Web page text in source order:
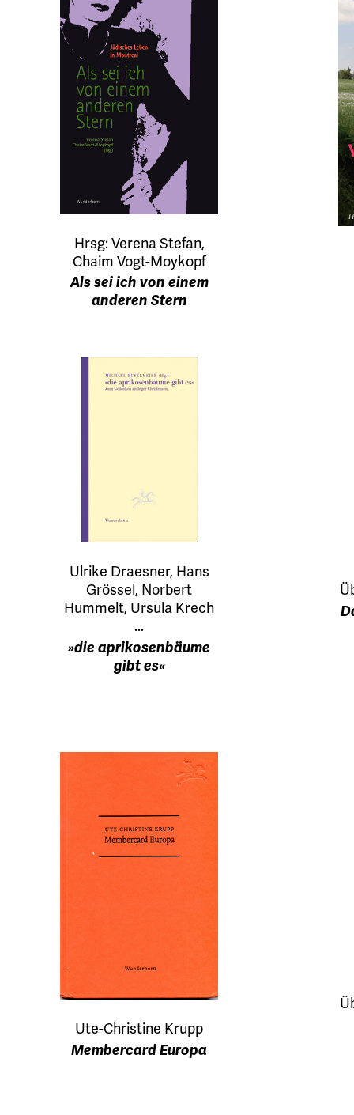
Hrsg: Verena Stefan,
Chaim Vogt-Moykopf
Als sei ich von einem
anderen Stern
Ulrike Draesner, Hans
Grössel, Norbert
Hummelt, Ursula Krech
...
»die aprikosenbäume
gibt es«
Ute-Christine Krupp
Membercard Europa